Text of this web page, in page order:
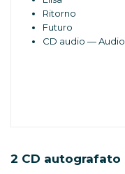
Ritorno
Futuro
CD audio —
2 CD autografato